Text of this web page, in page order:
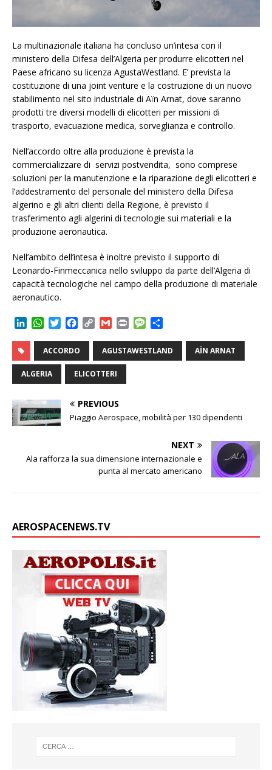
La multinazionale italiana ha concluso un’intesa con il
ministero della Difesa dell’Algeria per produrre elicotteri nel
Paese africano su licenza AgustaWestland. E’ prevista la
costituzione di una joint venture e la costruzione di un nuovo
stabilimento nel sito industriale di Aïn Arnat, dove saranno
prodotti tre diversi modelli di elicotteri per missioni di
trasporto, evacuazione medica, sorveglianza e controllo.
Nell’accordo oltre alla produzione è prevista la
commercializzare di servizi postvendita, sono comprese
soluzioni per la manutenzione e la riparazione degli elicotteri e
l’addestramento del personale del ministero della Difesa
algerino e gli altri clienti della Regione, è previsto il
trasferimento agli algerini di tecnologie sui materiali e la
produzione aeronautica.
Nell’ambito dell’intesa è inoltre previsto il supporto di
Leonardo-Finmeccanica nello sviluppo da parte dell’Algeria di
capacità tecnologiche nel campo della produzione di materiale
aeronautico.
k
e
d
n
W
a
t
s
A
p
T
i
t
e
c
e
b
o
k
C
y
L
i
k
G
a
i
l
P
i
n
M
s
s
n
d
i
ACCORDO AGUSTAWESTLAND AÏN ARNAT
ALGERIA ELICOTTERI
PREVIOUS
Piaggio Aerospace, mobilità per 130 dipendenti
NEXT
Ala rafforza la sua dimensione internazionale e
punta al mercato americano
AEROSPACENEWS.TV